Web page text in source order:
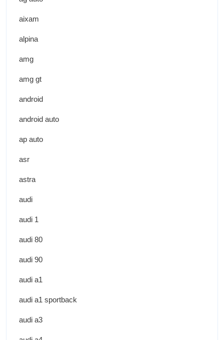
aixam
alpina
amg
amg gt
android
android auto
ap auto
asr
astra
audi
audi 1
audi 80
audi 90
audi a1
audi a1 sportback
audi a3